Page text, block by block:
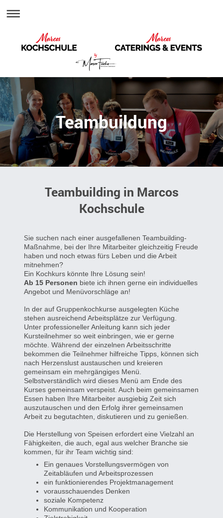
Teambuildung
Teambuilding in Marcos
Kochschule
Sie suchen nach einer ausgefallenen Teambuilding-
Maßnahme, bei der Ihre Mitarbeiter gleichzeitig Freude
haben und noch etwas fürs Leben und die Arbeit
mitnehmen?
Ein Kochkurs könnte Ihre Lösung sein!
Ab 15 Personen biete ich ihnen gerne ein individuelles
Angebot und Menüvorschläge an!
In der auf Gruppenkochkurse ausgelegten Küche
stehen ausreichend Arbeitsplätze zur Verfügung.
Unter professioneller Anleitung kann sich jeder
Kursteilnehmer so weit einbringen, wie er gerne
möchte. Während der einzelnen Arbeitsschritte
bekommen die Teilnehmer hilfreiche Tipps, können sich
nach Herzenslust austauschen und kreieren
gemeinsam ein mehrgängiges Menü.
Selbstverständlich wird dieses Menü am Ende des
Kurses gemeinsam verspeist. Auch beim gemeinsamen
Essen haben Ihre Mitarbeiter ausgiebig Zeit sich
auszutauschen und den Erfolg ihrer gemeinsamen
Arbeit zu begutachten, diskutieren und zu genießen.
Die Herstellung von Speisen erfordert eine Vielzahl an
Fähigkeiten, die auch, egal aus welcher Branche sie
kommen, für ihr Team wichtig sind:
Ein genaues Vorstellungsvermögen von
Zeitabläufen und Arbeitsprozessen
ein funktionierendes Projektmanagement
vorausschauendes Denken
soziale Kompetenz
Kommunikation und Kooperation